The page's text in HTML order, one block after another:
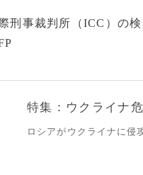
刑事裁判所（ICC）の
特集：ウクライナ
ロシアがウクライナに侵